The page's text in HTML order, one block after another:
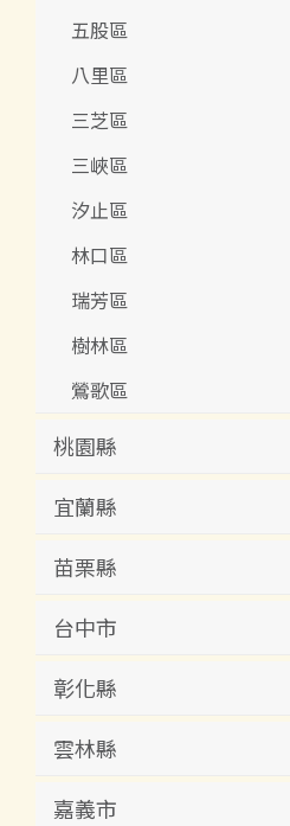
五股區
八里區
三芝區
三峽區
汐止區
林口區
瑞芳區
樹林區
鶯歌區
桃園縣
宜蘭縣
苗栗縣
台中市
彰化縣
雲林縣
嘉義市